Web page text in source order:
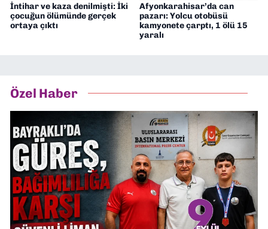
İntihar ve kaza denilmişti: İki
çocuğun ölümünde gerçek
ortaya çıktı
Afyonkarahisar’da can
pazarı: Yolcu otobüsü
kamyonete çarptı, 1 ölü 15
yaralı
Özel Haber